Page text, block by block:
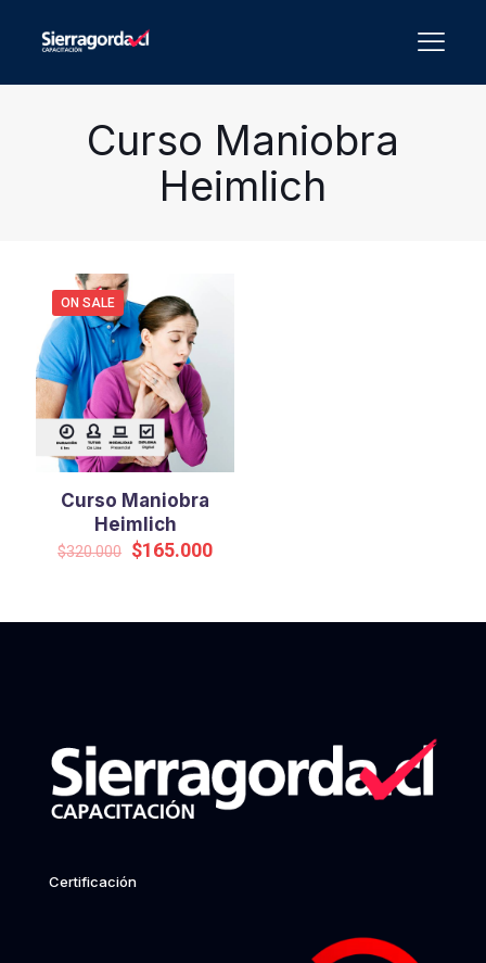
Curso Maniobra
Heimlich
ON SALE
Curso Maniobra
Heimlich
$320.000 Original
$165.000Current
Certificación